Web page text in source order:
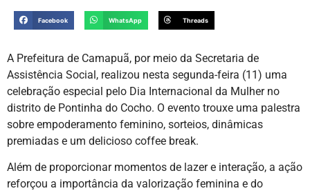
Facebook WhatsApp Threads
A Prefeitura de Camapuã, por meio da Secretaria de
Assistência Social, realizou nesta segunda-feira (11) uma
celebração especial pelo Dia Internacional da Mulher no
distrito de Pontinha do Cocho. O evento trouxe uma palestra
sobre empoderamento feminino, sorteios, dinâmicas
premiadas e um delicioso coffee break.
Além de proporcionar momentos de lazer e interação, a ação
reforçou a importância da valorização feminina e do